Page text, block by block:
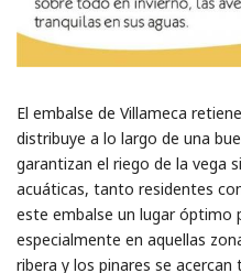
El embalse de Villameca
distribuye a lo largo de una
garantizan el riego de la vega
acuáticas, tanto residentes
este embalse un lugar óptimo
especialmente en aquellas
ribera y los pinares se